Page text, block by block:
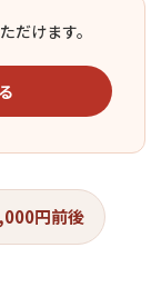
だけます。
円前後